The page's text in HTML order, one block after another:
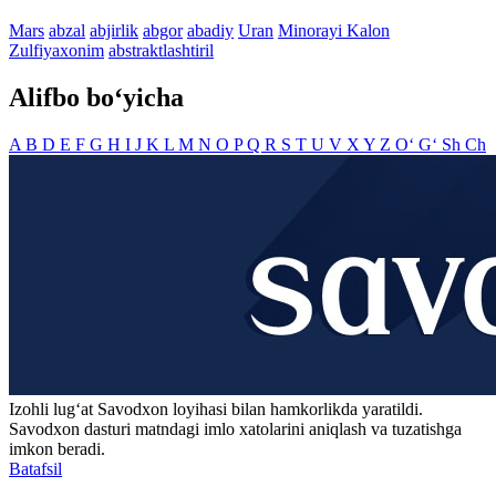
Mars abzal abjirlik abgor abadiy Uran Minorayi Kalon
Zulfiyaxonim abstraktlashtiril
Alifbo bo‘yicha
A B D E F G H I J K L M N O PQ R S T U V X Y Z O‘ G‘ Sh Ch
Izohli lugʻat Savodxon loyihasi bilan hamkorlikda yaratildi.
Savodxon dasturi matndagi imlo xatolarini aniqlash va tuzatishga
imkon beradi.
Batafsil